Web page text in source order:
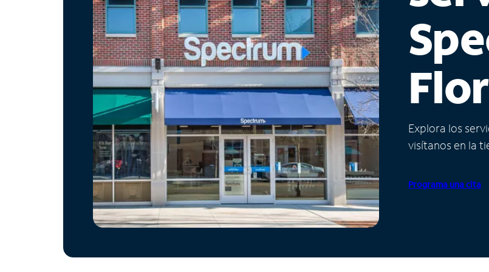
Explora los
visítanos en la
Programa una cita